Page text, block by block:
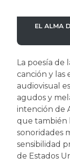
EL ALMA
La poesía de
canción y las
audiovisual
agudos y
intención de
que también
sonoridades
sensibilidad
de Estados